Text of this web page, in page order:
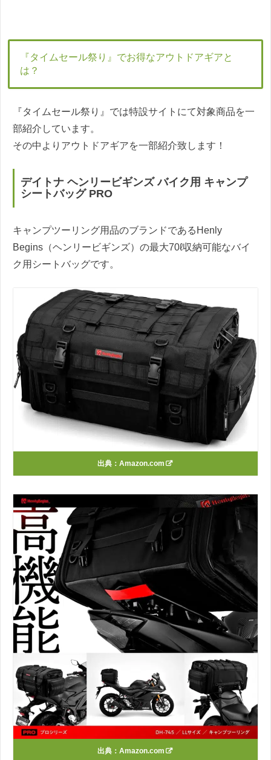
『タイムセール祭り』でお得なアウトドアギアと
は？
『タイムセール祭り』では特設サイトにて対象商品を一
部紹介しています。
その中よりアウトドアギアを一部紹介致します！
デイトナ ヘンリービギンズ バイク用 キャンプ
シートバッグ PRO
キャンプツーリング用品のブランドであるHenly
Begins（ヘンリービギンズ）の最大70ℓ収納可能なバイ
ク用シートバッグです。
出典： Amazon.com
出典： Amazon.com